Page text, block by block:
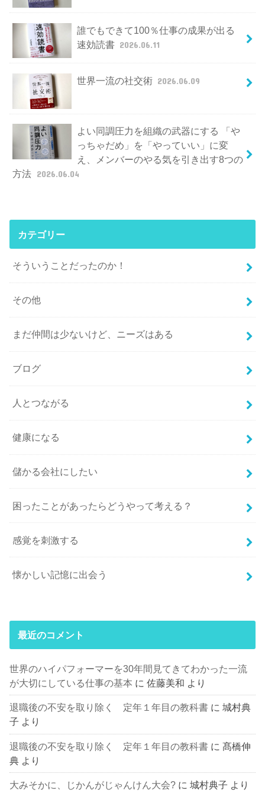
誰でもできて100％仕事の成果が出る
速効読書 2026.06.11
世界一流の社交術 2026.06.09
よい同調圧力を組織の武器にする 「や
っちゃだめ」を「やっていい」に変
え、メンバーのやる気を引き出す8つの
方法 2026.06.04
カテゴリー
そういうことだったのか！
その他
まだ仲間は少ないけど、ニーズはある
ブログ
人とつながる
健康になる
儲かる会社にしたい
困ったことがあったらどうやって考える？
感覚を刺激する
懐かしい記憶に出会う
最近のコメント
世界のハイパフォーマーを30年間見てきてわかった一流
が大切にしている仕事の基本 に佐藤美和 より
退職後の不安を取り除く 定年１年目の教科書 に城村典
子 より
退職後の不安を取り除く 定年１年目の教科書 に髙橋伸
典 より
大みそかに、じかんがじゃんけん大会? に城村典子 より